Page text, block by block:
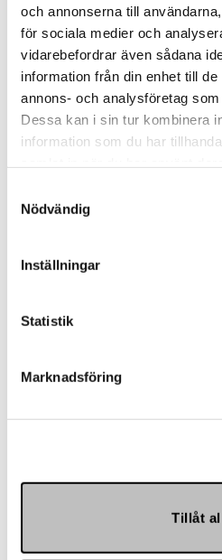
och annonserna till
för sociala medier och
vidarebefordrar även sådana
information från din enhet till
annons- och analysföretag
Dessa kan i sin tur kombinera
information som du har
Nödvändig
Inställningar
Statistik
Marknadsföring
Tillåt
Referenser